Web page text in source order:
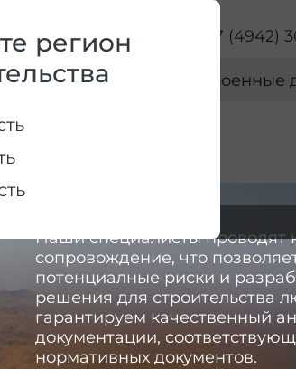
регион
+7 (4942)
Построенные
Наши специалисты проводят
сопровождение, что
потенциалные риски и
решения для строительства
гарантируем качественный
документации,
нормативных документов.